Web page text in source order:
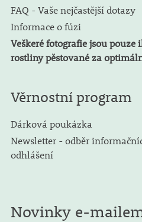
FAQ - Vaše nejčastější dotazy
Informace o fúzi
Veškeré fotografie jsou
rostliny pěstované za
Věrnostní program
Dárková poukázka
Newsletter - odběr
odhlášení
Novinky e-